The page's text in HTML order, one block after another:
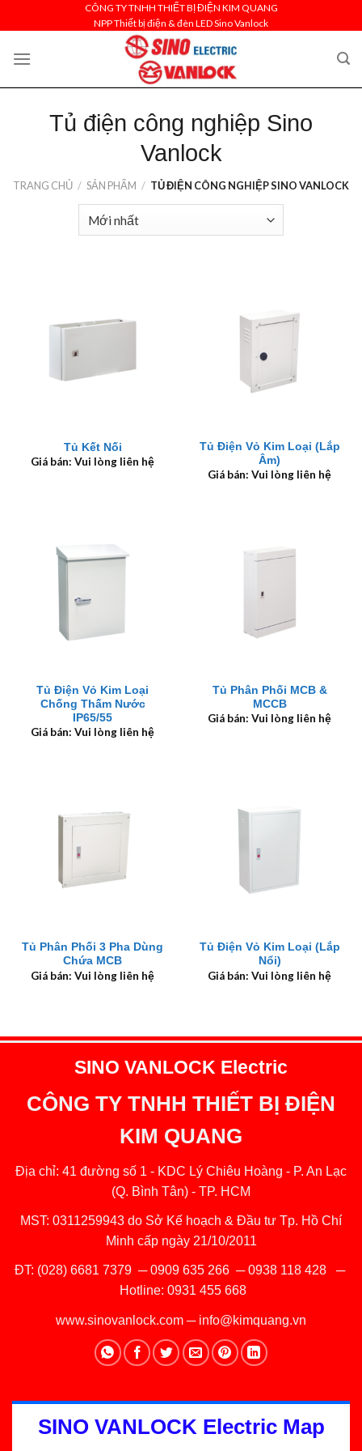
to
content
CÔNG TY TNHH THIẾT BỊ ĐIỆN KIM QUANG
NPP Thiết bị điện & đèn LED Sino Vanlock
Tủ điện công nghiệp Sino
Vanlock
TRANG CHỦ / SẢN PHẨM / TỦ ĐIỆN CÔNG NGHIỆP SINO VANLOCK
Tủ Kết Nối
Giá bán: Vui lòng liên hệ
Tủ Điện Vỏ Kim Loại (Lắp
Âm)
Giá bán: Vui lòng liên hệ
Tủ Điện Vỏ Kim Loại
Chống Thấm Nước
IP65/55
Giá bán: Vui lòng liên hệ
Tủ Phân Phối MCB &
MCCB
Giá bán: Vui lòng liên hệ
Tủ Phân Phối 3 Pha Dùng
Chứa MCB
Giá bán: Vui lòng liên hệ
Tủ Điện Vỏ Kim Loại (Lắp
Nổi)
Giá bán: Vui lòng liên hệ
SINO VANLOCK Electric
CÔNG TY TNHH THIẾT BỊ ĐIỆN
KIM QUANG
Địa chỉ: 41 đường số 1 - KDC Lý Chiêu Hoàng - P. An Lạc
(Q. Bình Tân) - TP. HCM
MST: 0311259943 do Sở Kế hoạch & Đầu tư Tp. Hồ Chí
Minh cấp ngày 21/10/2011
ĐT: (028) 6681 7379 ─0909 635 266─0938 118 428─
Hotline: 0931 455 668
www.sinovanlock.com ─ info@kimquang.vn
SINO VANLOCK Electric Map